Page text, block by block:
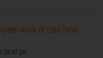
NHẪN VỀ CHỊU TANG
CH